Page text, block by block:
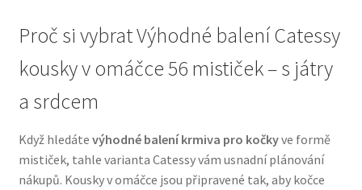
Pamlsky pro psy
Pelíšky pro psy
Přepravky pro psy
Proč si vybrat Výhodné balení Catessy
kousky v omáčce 56 mističek – s játry
a srdcem
Když hledáte výhodné balení krmiva pro kočkyve formě
mističek, tahle varianta Catessy vám usnadní plánování
nákupů. Kousky v omáčce jsou připravené tak, aby kočce